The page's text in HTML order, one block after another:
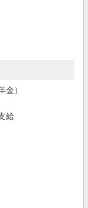
）
給